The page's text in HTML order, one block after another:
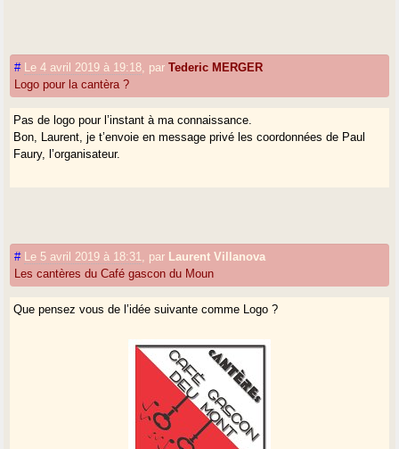
# Le 4 avril 2019 à 19:18 parTederic MERGER
Logo pour la cantèra ?
Pas de logo pour l’instant à ma connaissance.
Bon, Laurent, je t’envoie en message privé les coordonnées de Paul
Faury, l’organisateur.
# Le 5 avril 2019 à 18:31 par Laurent Villanova
Les cantères du Café gascon du Moun
Que pensez vous de l’idée suivante comme Logo ?